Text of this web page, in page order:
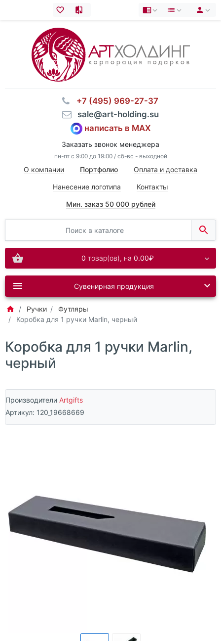
⠀+7 (495) 969-27-37
⠀sale@art-holding.su
написать в MAX
Заказать звонок менеджера
пн-пт с 9:00 до 19:00 / сб-вс - выходной
О компании Портфолио Оплата и доставка
Нанесение логотипа Контакты
Мин. заказ 50 000 рублей
0 товар(ов), на 0.00₽
Сувенирная продукция
Ручки
Футляры
Коробка для 1 ручки Marlin, черный
Коробка для 1 ручки Marlin,
черный
Производители Artgifts
Артикул: 120_19668669